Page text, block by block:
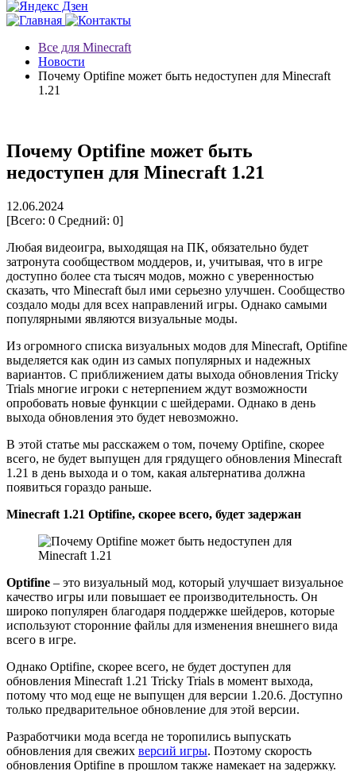
Все для Minecraft
Новости
Почему Optifine может быть недоступен для Minecraft
1.21
Почему Optifine может быть
недоступен для Minecraft 1.21
12.06.2024
[Всего: 0 Средний: 0]
Любая видеоигра, выходящая на ПК, обязательно будет
затронута сообществом моддеров, и, учитывая, что в игре
доступно более ста тысяч модов, можно с уверенностью
сказать, что Minecraft был ими серьезно улучшен. Сообщество
создало моды для всех направлений игры. Однако самыми
популярными являются визуальные моды.
Из огромного списка визуальных модов для Minecraft, Optifine
выделяется как один из самых популярных и надежных
вариантов. С приближением даты выхода обновления Tricky
Trials многие игроки с нетерпением ждут возможности
опробовать новые функции с шейдерами. Однако в день
выхода обновления это будет невозможно.
В этой статье мы расскажем о том, почему Optifine, скорее
всего, не будет выпущен для грядущего обновления Minecraft
1.21 в день выхода и о том, какая альтернатива должна
появиться гораздо раньше.
Minecraft 1.21 Optifine, скорее всего, будет задержан
Optifine – это визуальный мод, который улучшает визуальное
качество игры или повышает ее производительность. Он
широко популярен благодаря поддержке шейдеров, которые
используют сторонние файлы для изменения внешнего вида
всего в игре.
Однако Optifine, скорее всего, не будет доступен для
обновления Minecraft 1.21 Tricky Trials в момент выхода,
потому что мод еще не выпущен для версии 1.20.6. Доступно
только предварительное обновление для этой версии.
Разработчики мода всегда не торопились выпускать
обновления для свежих версий игры. Поэтому скорость
обновления Optifine в прошлом также намекает на задержку.